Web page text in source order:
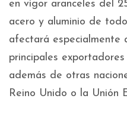
en vigor aranceles del
acero y aluminio de
afectará especialmente
principales
además de otras
Reino Unido o la Unión